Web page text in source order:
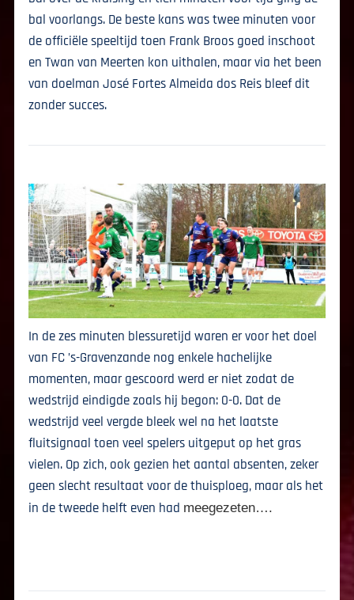
bal voorlangs. De beste kans was twee minuten voor
de officiële speeltijd toen Frank Broos goed inschoot
en Twan van Meerten kon uithalen, maar via het been
van doelman José Fortes Almeida dos Reis bleef dit
zonder succes.
In de zes minuten blessuretijd waren er voor het doel
van FC ’s-Gravenzande nog enkele hachelijke
momenten, maar gescoord werd er niet zodat de
wedstrijd eindigde zoals hij begon: 0-0. Dat de
wedstrijd veel vergde bleek wel na het laatste
fluitsignaal toen veel spelers uitgeput op het gras
vielen. Op zich, ook gezien het aantal absenten, zeker
geen slecht resultaat voor de thuisploeg, maar als het
in de tweede helft even had meegezeten….